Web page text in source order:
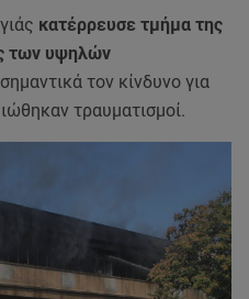
κατέρρευσε τμήμα της
των υψηλών
τον κίνδυνο για
τραυματισμοί.